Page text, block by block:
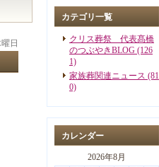
日
カテゴリ一覧
クリス葬祭 代表髙橋
のつぶやきBLOG (126
1)
家族葬関連ニュース (81
0)
カレンダー
2026年8月